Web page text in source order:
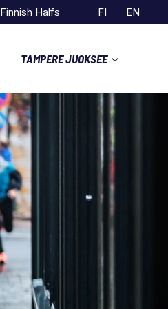
Finnish Halfs FI EN
TAMPERE JUOKSEE